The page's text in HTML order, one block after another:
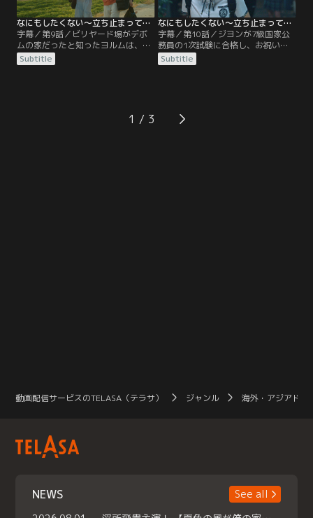
なにもしたくない～立ち止まって、恋をして～ 第09話／字幕
字幕／第9話／ビリヤード場がデボ
ムの家だったと知ったヨルムは、自
分が住むことでつらい過去を思い出
させてしまったと心を痛める。そん
り、2人はいっそう親しくなってい
く。一方、学校で嫌がらせを受けた
Subtitle
なにもしたくない～立ち止まって、恋をして～ 第10話／字幕
字幕／第10話／ジヨンが7級国家公
務員の1次試験に合格し、お祝いの
食事会が開かれる。ところが酔っぱ
らって饒舌になったジヨンの言葉に
大学に飛び入学して最年少の研究員
になった天才であることを明かし、
Subtitle
1
動画配信サービスのTELASA（テラサ） ジャンル 海外・アジアドラ
NEWS
See all